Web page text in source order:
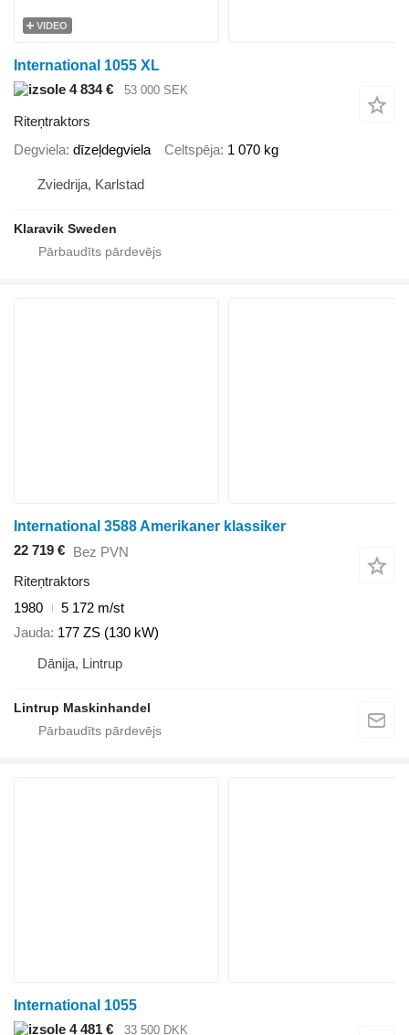
VIDEO
International 1055 XL
4 834 €
53 000 SEK
Riteņtraktors
Degviela dīzeļdegviela Celtspēja 1 070 kg
Zviedrija, Karlstad
Klaravik Sweden
International 3588 Amerikaner klassiker
22 719 € Bez PVN
Riteņtraktors
1980
5 172 m/st
Jauda 177 ZS (130 kW)
Dānija, Lintrup
Lintrup Maskinhandel
International 1055
4 481 €
33 500 DKK